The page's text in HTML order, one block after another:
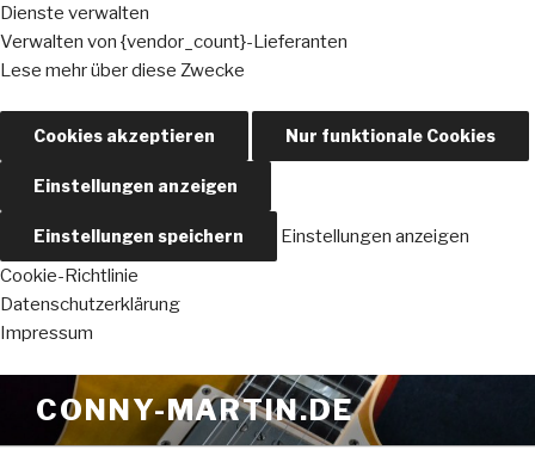
Dienste verwalten
Verwalten von {vendor_count}-Lieferanten
Lese mehr über diese Zwecke
Cookies akzeptieren Nur funktionale Cookies
Einstellungen anzeigen
Einstellungen speichern
Einstellungen anzeigen
Cookie-Richtlinie
Datenschutzerklärung
Impressum
Inhalt
springen
CONNY-MARTIN.DE